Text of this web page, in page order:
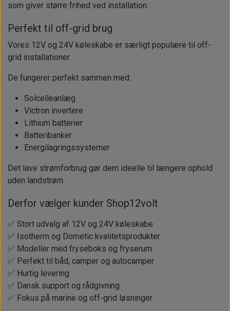
som giver større frihed ved installation.
Perfekt til off-grid brug
Vores 12V og 24V køleskabe er særligt populære til off-
grid installationer.
De fungerer perfekt sammen med:
Solcelleanlæg
Victron invertere
Lithium batterier
Batteribanker
Energilagringssystemer
Det lave strømforbrug gør dem ideelle til længere ophold
uden landstrøm.
Derfor vælger kunder Shop12volt
✅ Stort udvalg af 12V og 24V køleskabe
✅ Isotherm og Dometic kvalitetsprodukter
✅ Modeller med fryseboks og fryserum
✅ Perfekt til båd, camper og autocamper
✅ Hurtig levering
✅ Dansk support og rådgivning
✅ Fokus på marine og off-grid løsninger